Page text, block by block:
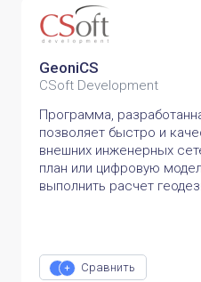
GeoniCS
CSoft Development
Программа,
позволяет быстро и
внешних инженерных
план или цифровую
выполнить расчет
Сравнить